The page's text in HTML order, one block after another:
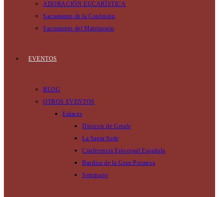
ADORACIÓN EUCARÍSTICA
Sacramento de la Confesión
Sacramento del Matrimonio
EVENTOS
BLOG
OTROS EVENTOS
Enlaces
Diócesis de Getafe
La Santa Sede
Conferencia Episcopal Española
Basilica de la Gran Promesa
Seminario